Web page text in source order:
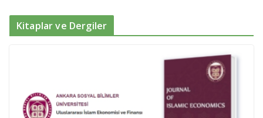
Kitaplar ve Dergiler